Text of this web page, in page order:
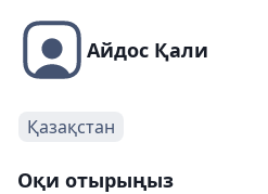
Айдос Қали
Қазақстан
Оқи отырыңыз